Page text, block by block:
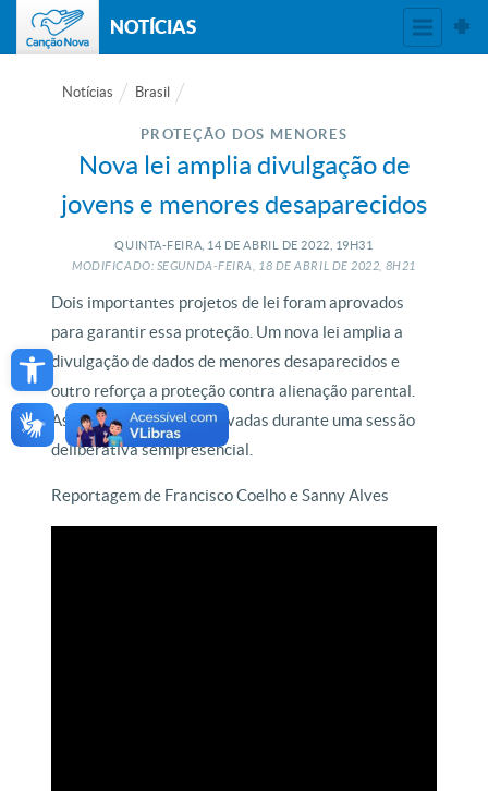
Open toolbar
NOTÍCIAS
Notícias Brasil
PROTEÇÃO DOS MENORES
Nova lei amplia divulgação de
jovens e menores desaparecidos
QUINTA-FEIRA, 14 DE ABRIL DE 2022, 19H31
MODIFICADO: SEGUNDA-FEIRA, 18 DEABRIL DE2022, 8H21
Dois importantes projetos de lei foram aprovados
para garantir essa proteção. Um nova lei amplia a
divulgação de dados de menores desaparecidos e
outro reforça a proteção contra alienação parental.
As mudanças foram aprovadas durante uma sessão
deliberativa semipresencial.
Reportagem de Francisco Coelho e Sanny Alves